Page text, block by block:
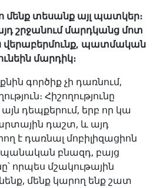
մենք տեսանք այլ պատկեր։
շրջանում մարդկանց մոտ
վերաբերմունք, պատմական
մարդիկ։
գործիք չի դառնում,
Հիշողությունը
դեպքերում, երբ որ կա
դաշտ, և այդ
է դառնալ մոբիլիզացիոն
բնազդ, բայց
որպես մշակութային
մենք կարող ենք շատ